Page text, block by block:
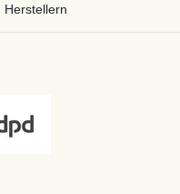
Herstellern